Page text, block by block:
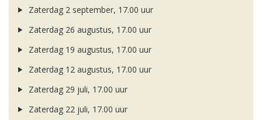
Zaterdag 2 september, 17.00 uur
Zaterdag 26 augustus, 17.00 uur
Zaterdag 19 augustus, 17.00 uur
Zaterdag 12 augustus, 17.00 uur
Zaterdag 29 juli, 17.00 uur
Zaterdag 22 juli, 17.00 uur